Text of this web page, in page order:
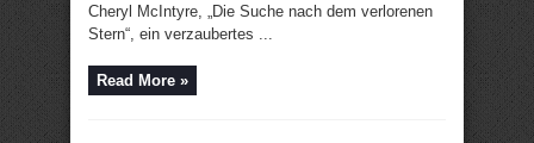
Cheryl McIntyre, „Die Suche nach dem verlorenen
Stern“, ein verzaubertes ...
Read More »